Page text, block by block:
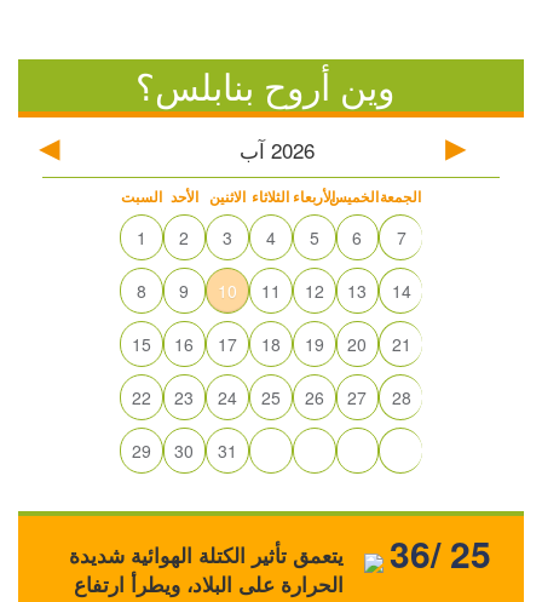
وين أروح بنابلس؟
2026 آب
السبت الأحد الاثنين الثلاثاء الأربعاءالخميسالجمعة
1 2 3 4 5 6 7
8 9 10 11 12 13 14
15 16 17 18 19 20 21
22 23 24 25 26 27 28
29 30 31
يتعمق تأثير الكتلة الهوائية شديدة
الحرارة على البلاد، ويطرأ ارتفاع
36/ 25